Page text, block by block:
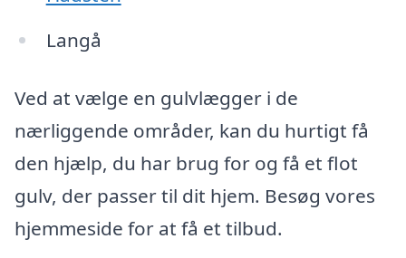
Langå
Ved at vælge en gulvlægger i de
nærliggende områder, kan du hurtigt få
den hjælp, du har brug for og få et flot
gulv, der passer til dit hjem. Besøg vores
hjemmeside for at få et tilbud.